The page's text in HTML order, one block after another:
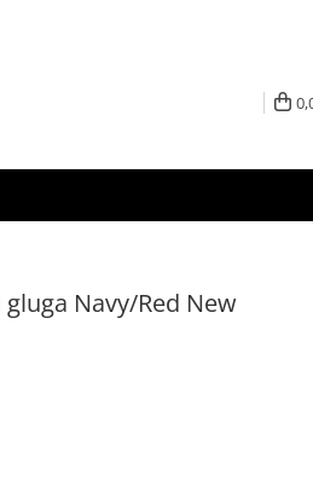
Navy/Red New